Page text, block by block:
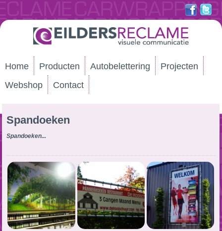
Home Producten Autobelettering
Projecten
Webshop
Contact
Spandoeken
Spandoeken...